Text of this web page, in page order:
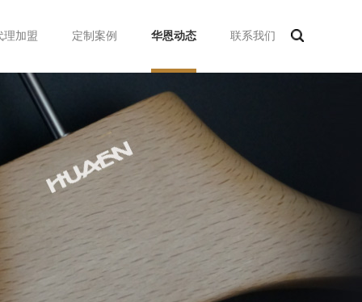
理加盟 定制案例 华恩动态 联系我们